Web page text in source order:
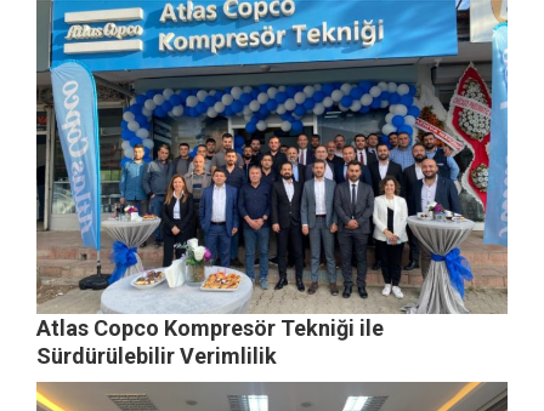
Atlas Copco Kompresör Tekniği ile
Sürdürülebilir Verimlilik